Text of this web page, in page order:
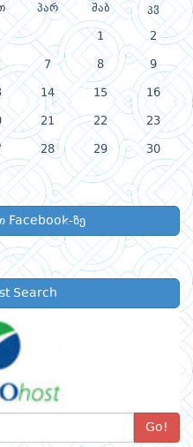
პარ შაბ კვ
1 2
7 8 9
14 15 16
21 22 23
28 29 30
Facebook-ზე
Search
Go!